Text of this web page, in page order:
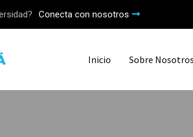
Conecta con nosotros
Inicio Sobre Nosotros